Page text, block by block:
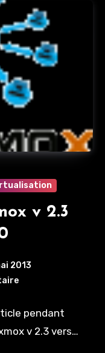
v 2.3
2013
pendant
v 2.3 vers…